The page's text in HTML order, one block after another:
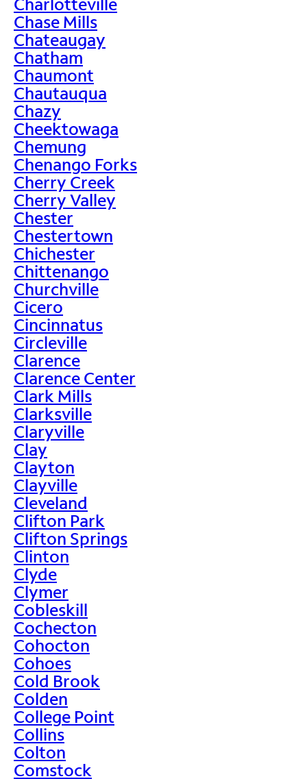
Chase Mills
Chateaugay
Chatham
Chaumont
Chautauqua
Chazy
Cheektowaga
Chemung
Chenango Forks
Cherry Creek
Cherry Valley
Chester
Chestertown
Chichester
Chittenango
Churchville
Cicero
Cincinnatus
Circleville
Clarence
Clarence Center
Clark Mills
Clarksville
Claryville
Clay
Clayton
Clayville
Cleveland
Clifton Park
Clifton Springs
Clinton
Clyde
Clymer
Cobleskill
Cochecton
Cohocton
Cohoes
Cold Brook
Colden
College Point
Collins
Colton
Comstock